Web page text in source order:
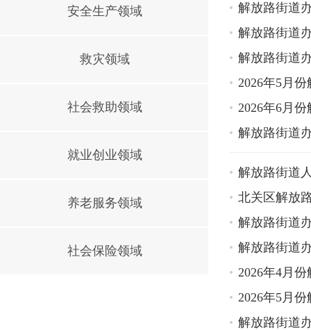
安全生产领域
救灾领域
社会救助领域
就业创业领域
养老服务领域
社会保险领域
解放路街道
解放路街道
解放路街道
2026年5月
2026年6月
解放路街道
解放路街道
北关区解放
解放路街道
解放路街道
2026年4月
2026年5月
解放路街道